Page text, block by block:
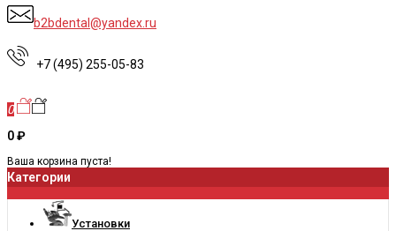
b2bdental@yandex.ru
+7 (495) 255-05-83
0
0 ₽
Ваша корзина пуста!
Категории
Установки